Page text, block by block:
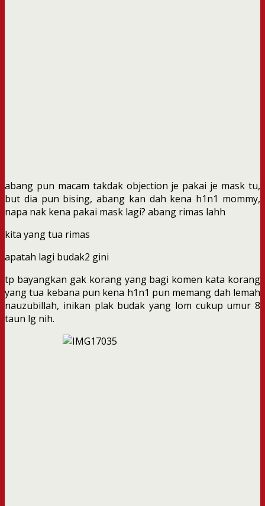
abang pun macam takdak objection je pakai je mask tu,
but dia pun bising, abang kan dah kena h1n1 mommy,
napa nak kena pakai mask lagi? abang rimas lahh
kita yang tua rimas
apatah lagi budak2 gini
tp bayangkan gak korang yang bagi komen kata korang
yang tua kebana pun kena h1n1 pun memang dah lemah
nauzubillah, inikan plak budak yang lom cukup umur 8
taun lg nih.